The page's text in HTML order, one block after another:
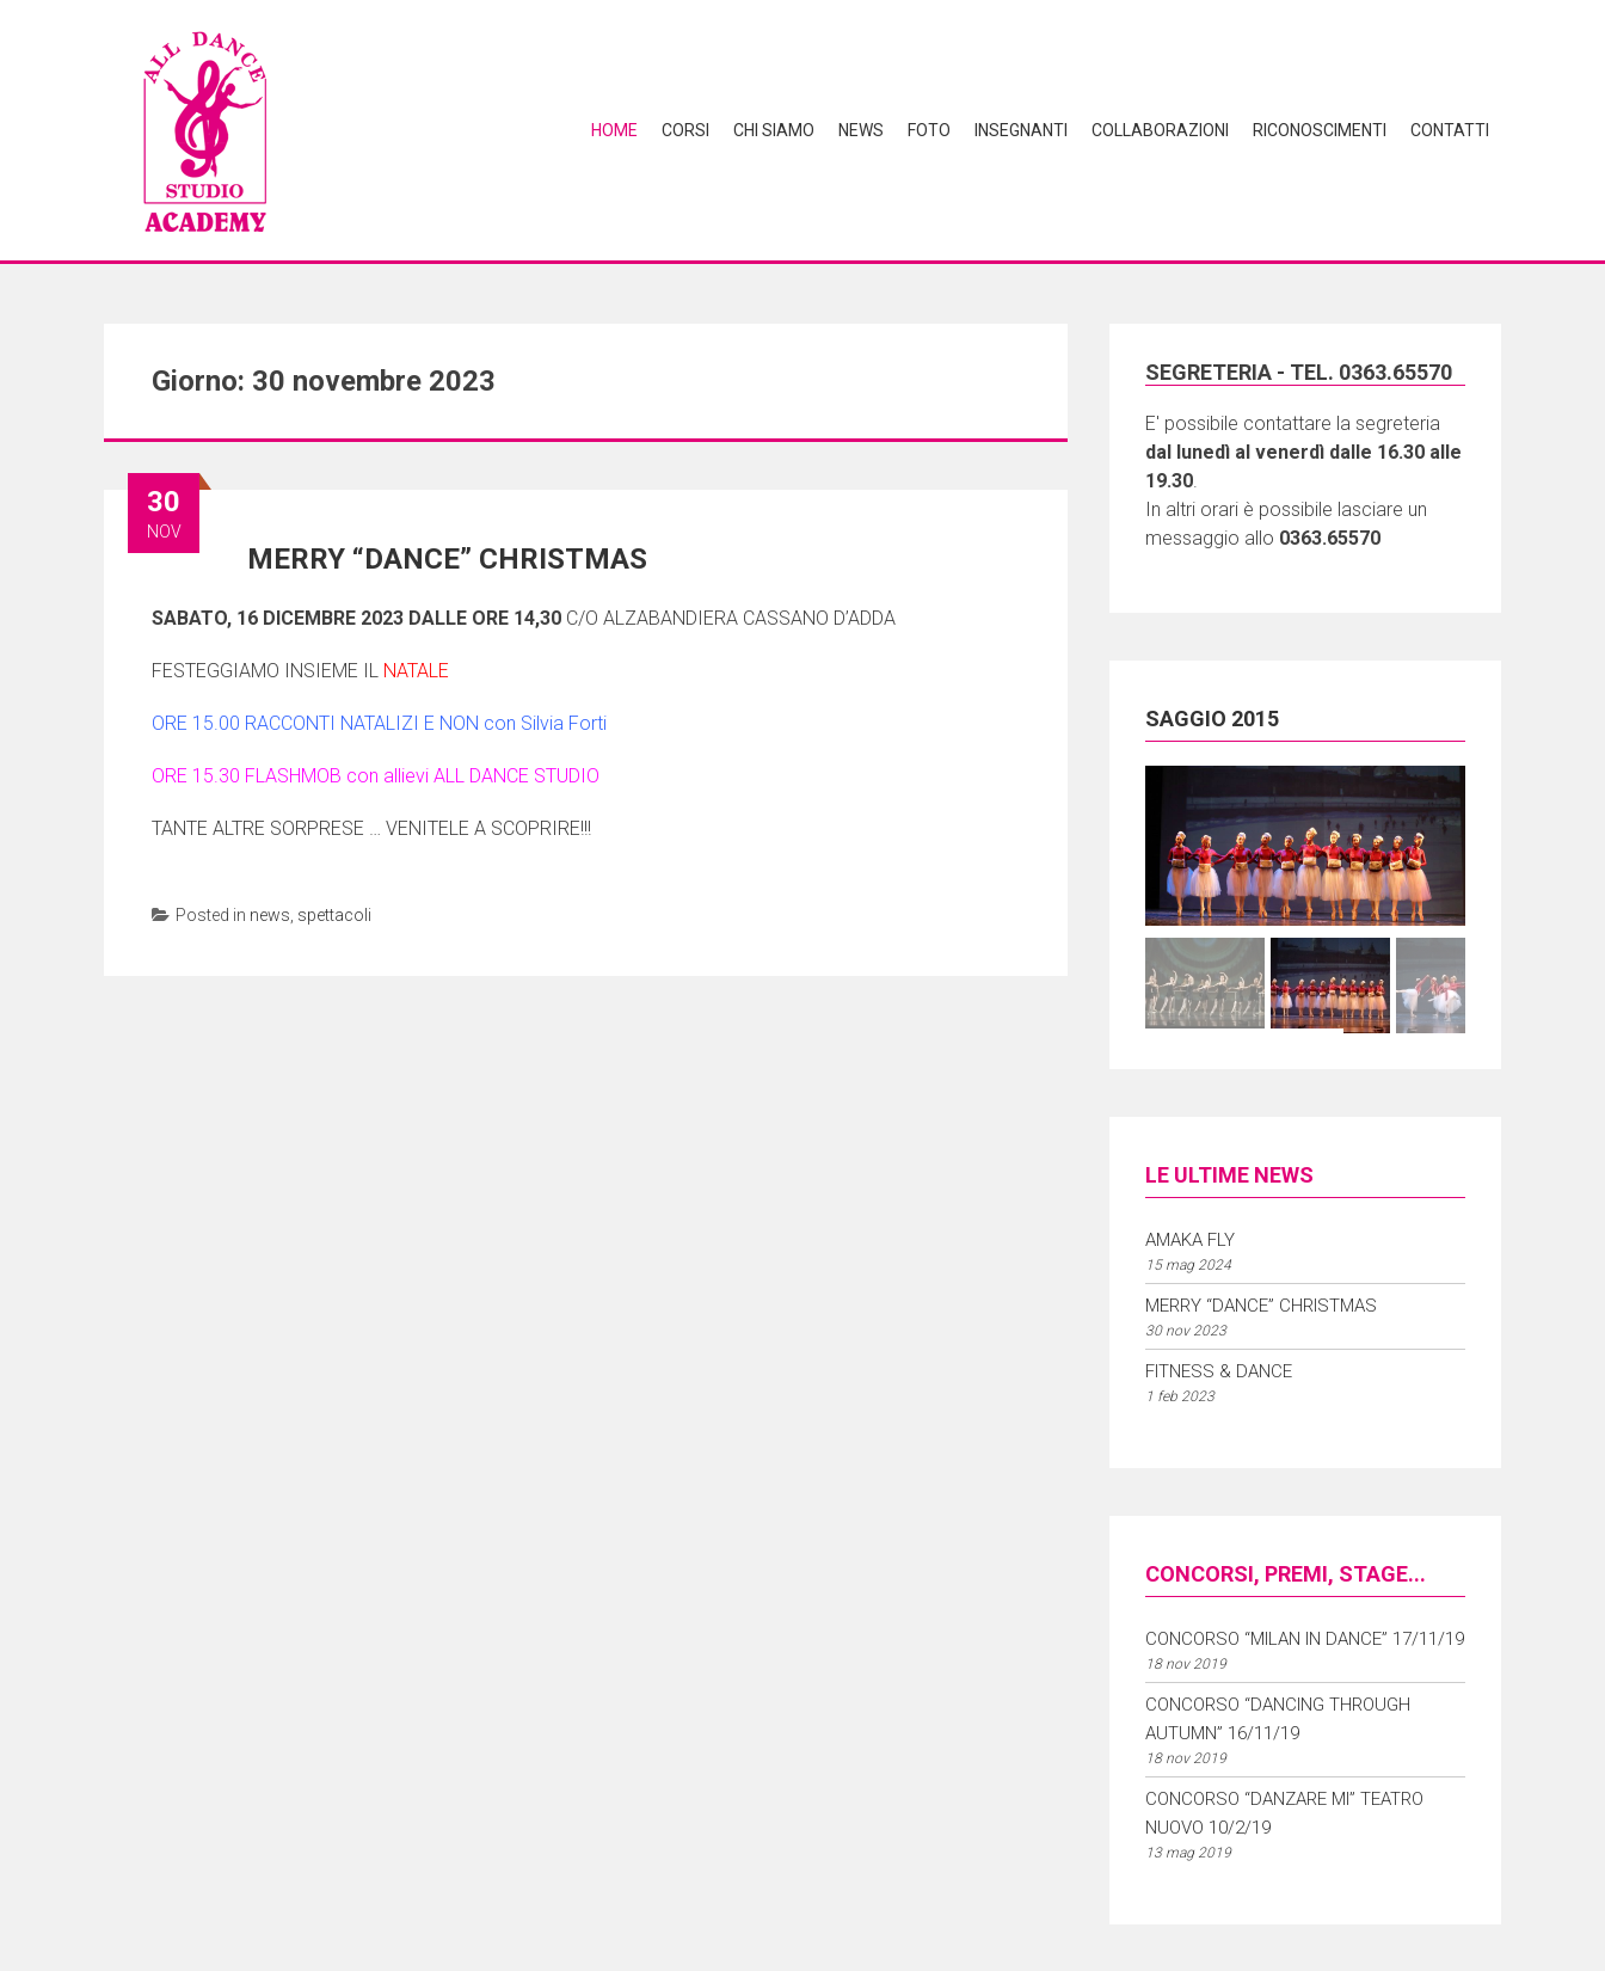
HOME CORSI CHI SIAMO NEWS FOTO INSEGNANTI COLLABORAZIONI RICONOSCIMENTI CONTATTI
Giorno: 30 novembre 2023
MERRY “DANCE” CHRISTMAS
30
NOV
SABATO, 16 DICEMBRE 2023 DALLE ORE 14,30 C/O ALZABANDIERA CASSANO D’ADDA
FESTEGGIAMO INSIEME IL NATALE
ORE 15.00 RACCONTI NATALIZI E NON con Silvia Forti
ORE 15.30 FLASHMOB con allievi ALL DANCE STUDIO
TANTE ALTRE SORPRESE … VENITELE A SCOPRIRE!!!
Posted in news spettacoli
SEGRETERIA - TEL. 0363.65570
E' possibile contattare la segreteria
dal lunedì al venerdì dalle 16.30 alle
19.30.
In altri orari è possibile lasciare un
messaggio allo 0363.65570
SAGGIO 2015
LE ULTIME NEWS
AMAKA FLY
15 mag 2024
MERRY “DANCE” CHRISTMAS
30 nov 2023
FITNESS & DANCE
1 feb 2023
CONCORSI, PREMI, STAGE...
CONCORSO “MILAN IN DANCE” 17/11/19
18 nov 2019
CONCORSO “DANCING THROUGH
AUTUMN” 16/11/19
18 nov 2019
CONCORSO “DANZARE MI” TEATRO
NUOVO 10/2/19
13 mag 2019